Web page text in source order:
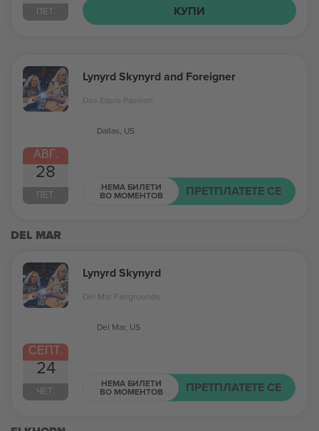
ПЕТ.
КУПИ
АВГ.
28
ПЕТ.
Lynyrd Skynyrd and Foreigner
Dos Equis Pavilion
Dallas, US
НЕМА БИЛЕТИ
ВО МОМЕНТОВ ПРЕТПЛАТЕТЕ СЕ
DEL MAR
СЕПТ.
24
ЧЕТ.
Lynyrd Skynyrd
Del Mar Fairgrounds
Del Mar, US
НЕМА БИЛЕТИ
ВО МОМЕНТОВ ПРЕТПЛАТЕТЕ СЕ